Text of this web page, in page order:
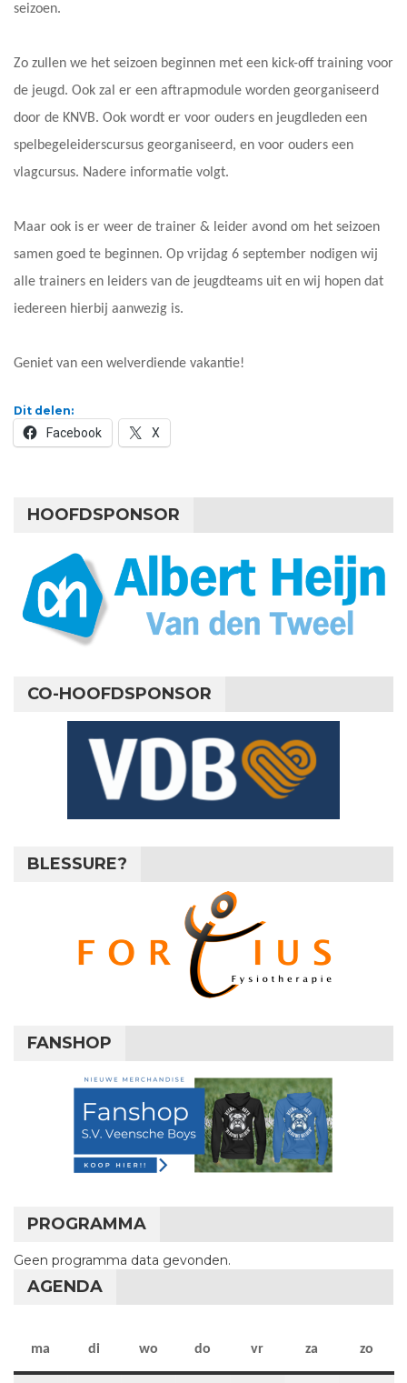
seizoen.
Zo zullen we het seizoen beginnen met een kick-off training voor
de jeugd. Ook zal er een aftrapmodule worden georganiseerd
door de KNVB. Ook wordt er voor ouders en jeugdleden een
spelbegeleiderscursus georganiseerd, en voor ouders een
vlagcursus. Nadere informatie volgt.
Maar ook is er weer de trainer & leider avond om het seizoen
samen goed te beginnen. Op vrijdag 6 september nodigen wij
alle trainers en leiders van de jeugdteams uit en wij hopen dat
iedereen hierbij aanwezig is.
Geniet van een welverdiende vakantie!
Dit delen:
Facebook X
HOOFDSPONSOR
CO-HOOFDSPONSOR
BLESSURE?
FANSHOP
PROGRAMMA
Geen programma data gevonden.
AGENDA
ma maandag
di dinsdag
wo woensdag
do donderdag
vr vrijdag
za zaterdag
zo